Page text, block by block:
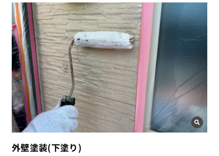
外壁塗装(下塗り)